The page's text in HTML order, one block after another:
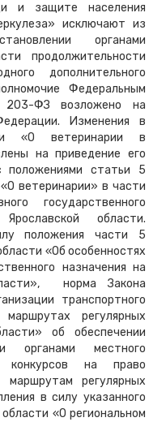
и защите населения
исключают из
органами
продолжительности
дополнительного
Федеральным
ФЗ возложено на
Изменения в
«О ветеринарии в
на приведение его
положениями статьи 5
ветеринарии» в части
государственного
области.
положения части 5
«Об особенностях
назначения на
норма Закона
транспортного
регулярных
об обеспечении
органами местного
конкурсов на право
маршрутам регулярных
в силу указанного
«О региональном